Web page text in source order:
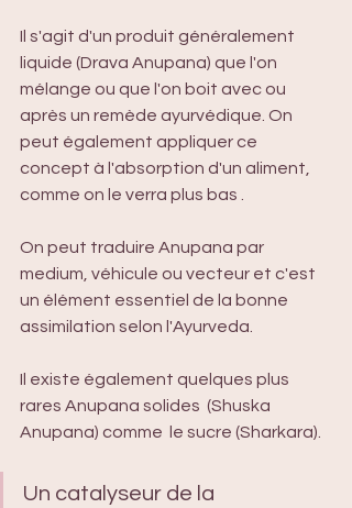
Il s'agit d'un produit généralement
liquide (Drava Anupana) que l'on
mélange ou que l'on boit avec ou
après un remède ayurvédique. On
peut également appliquer ce
concept à l'absorption d'un aliment,
comme on le verra plus bas .
On peut traduire Anupana par
medium, véhicule ou vecteur et c'est
un élément essentiel de la bonne
assimilation selon l'Ayurveda.
Il existe également quelques plus
rares Anupana solides  (Shuska
Anupana) comme  le sucre (Sharkara).
Un catalyseur de la